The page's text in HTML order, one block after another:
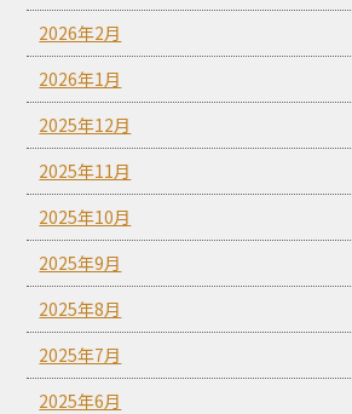
2026年2月
2026年1月
2025年12月
2025年11月
2025年10月
2025年9月
2025年8月
2025年7月
2025年6月